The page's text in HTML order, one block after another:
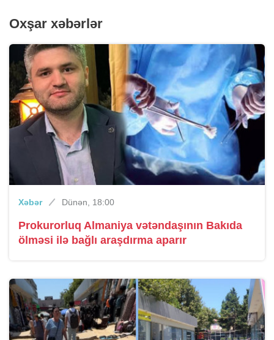
Oxşar xəbərlər
Xəbər Dünən, 18:00
Prokurorluq Almaniya vətəndaşının Bakıda
ölməsi ilə bağlı araşdırma aparır